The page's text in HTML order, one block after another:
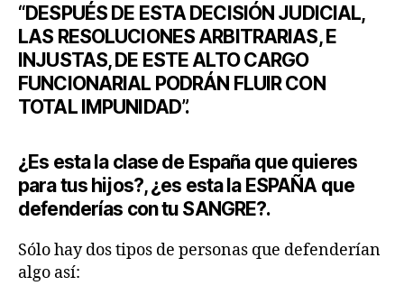
“DESPUÉS DE ESTA DECISIÓN JUDICIAL,
LAS RESOLUCIONES ARBITRARIAS, E
INJUSTAS, DE ESTE ALTO CARGO
FUNCIONARIAL PODRÁN FLUIR CON
TOTAL IMPUNIDAD”.
¿Es esta la clase de España que quieres
para tus hijos?, ¿es esta la ESPAÑA que
defenderías con tu SANGRE?.
Sólo hay dos tipos de personas que defenderían
algo así: